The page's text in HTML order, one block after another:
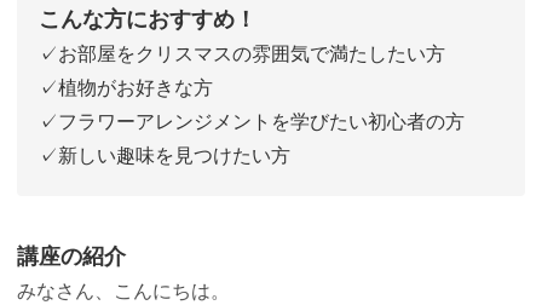
こんな方におすすめ！
✓お部屋をクリスマスの雰囲気で満たしたい方
✓植物がお好きな方
✓フラワーアレンジメントを学びたい初心者の方
✓新しい趣味を見つけたい方
講座の紹介
みなさん、こんにちは。